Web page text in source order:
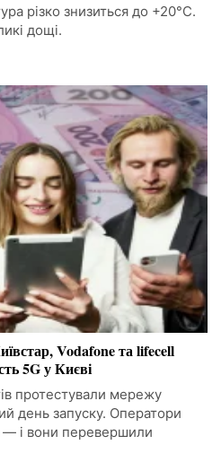
різко знизиться до +20°C.
дощі.
Vodafone та lifecell
5G у Києві
протестували мережу
день запуску. Оператори
і вони перевершили